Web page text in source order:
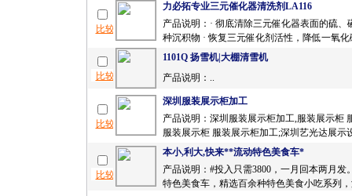
力必拓专业三元催化器清洗剂LA116
产品说明：· 彻底清除三元催化器表面的硫、
种沉积物 · 恢复三元催化剂活性，降低一氧化
1101Q 扬雪机|大棚清雪机
产品说明：..
深圳服装展示柜加工
产品说明：深圳服装展示柜加工,服装展示柜
服装展示柜 服装展示柜加工;深圳艺光达展
本小,利大,快来**流动特色美食车*
产品说明：#投入只需3800，一月回本两月发
特色美食车，精选百余种特色美食小吃系列